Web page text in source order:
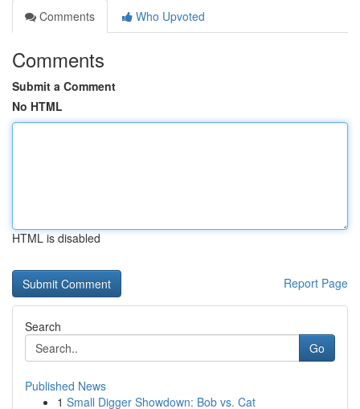
Comments
Who Upvoted
Comments
Submit a Comment
No HTML
HTML is disabled
Report Page
Search
Go
Published News
1 Small Digger Showdown: Bob vs. Cat